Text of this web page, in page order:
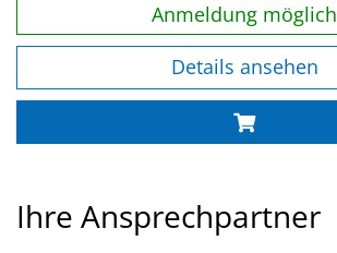
Anmeldung möglich
Details ansehen
Ihre Ansprechpartner